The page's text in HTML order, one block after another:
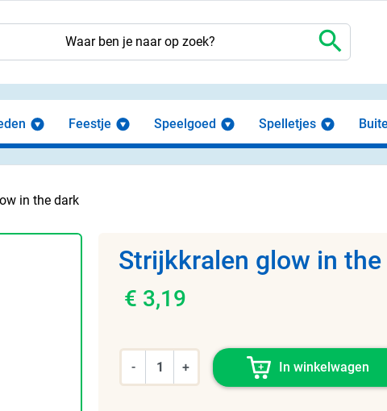
search
Feestje Speelgoed Spelletjes
in the dark
Strijkkralen glow in
€ 3,19
- + In winkelwagen